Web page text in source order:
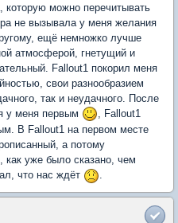
которую можно перечитывать
не вызывала у меня желания
ещё немножко лучше
атмосферой, гнетущий и
Fallout1 покорил меня
свои разнообразием
так и неудачного. После
у меня первым
, Fallout1
В Fallout1 на первом месте
а потому
как уже было сказано, чем
что нас ждёт
.